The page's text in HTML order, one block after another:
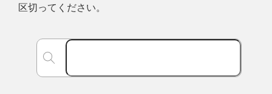
区切ってください。